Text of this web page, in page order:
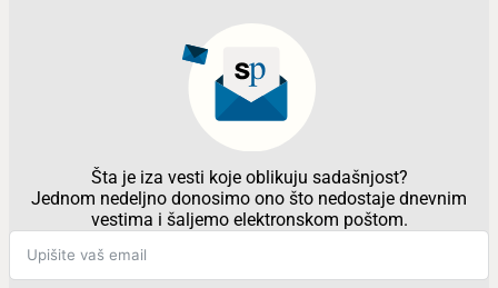
Šta je iza vesti koje oblikuju sadašnjost?
Jednom nedeljno donosimo ono što nedostaje dnevnim
vestima i šaljemo elektronskom poštom.